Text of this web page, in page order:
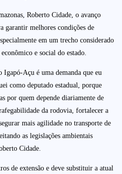
Roberto Cidade, o avanço
garantir melhores condições de
em um trecho considerado
e social do estado.
Açu é uma demanda que eu
como deputado estadual, porque
por quem depende diariamente de
da rodovia, fortalecer a
mais agilidade no transporte de
as legislações ambientais
Cidade.
de extensão e deve substituir a atual